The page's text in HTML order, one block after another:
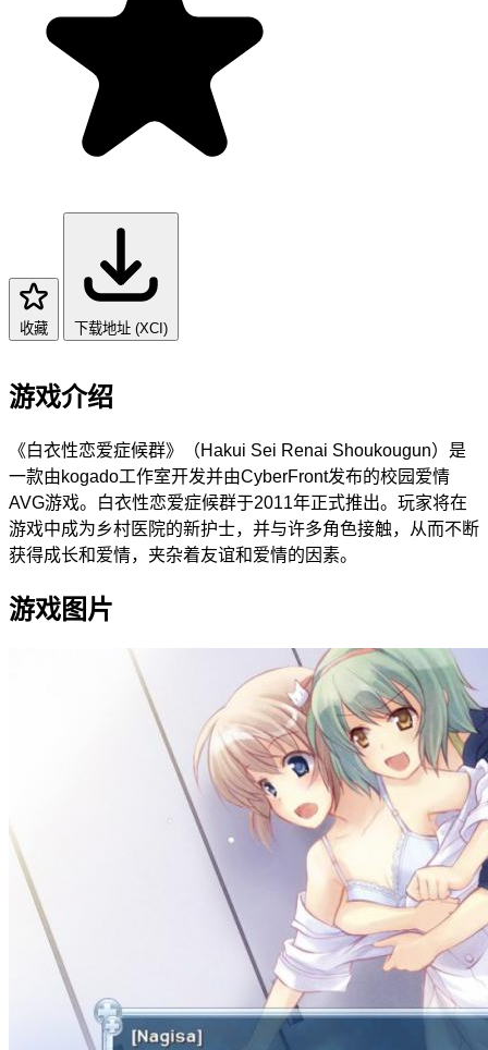
收藏 下载地址 (XCI)
游戏介绍
《白衣性恋爱症候群》（Hakui Sei Renai Shoukougun）是
一款由kogado工作室开发并由CyberFront发布的校园爱情
AVG游戏。白衣性恋爱症候群于2011年正式推出。玩家将在
游戏中成为乡村医院的新护士，并与许多角色接触，从而不断
获得成长和爱情，夹杂着友谊和爱情的因素。
游戏图片